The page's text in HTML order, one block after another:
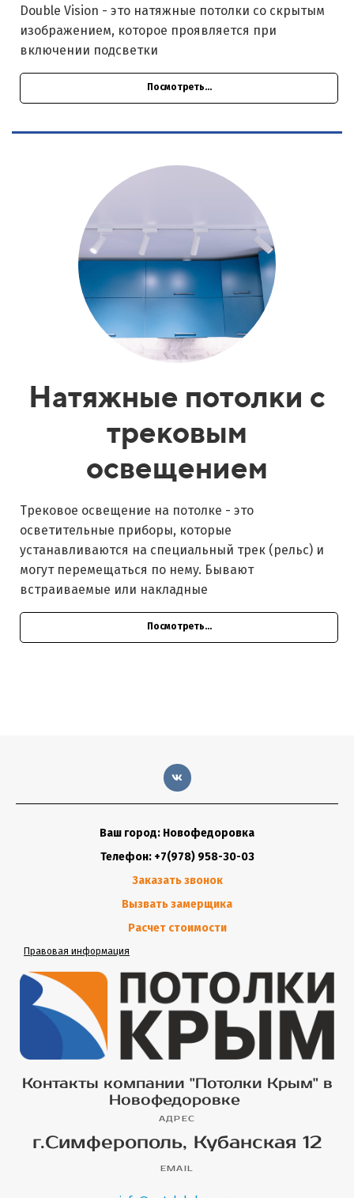
Double Vision - это натяжные потолки со скрытым
изображением, которое проявляется при
включении подсветки
Посмотреть...
Натяжные потолки с
трековым
освещением
Трековое освещение на потолке - это
осветительные приборы, которые
устанавливаются на специальный трек (рельс) и
могут перемещаться по нему. Бывают
встраиваемые или накладные
Посмотреть...
Ваш город: Новофедоровка
Телефон: +7(978) 958-30-03
Заказать звонок
Вызвать замерщика
Расчет стоимости
Правовая информация
Контакты компании "Потолки Крым" в
Новофедоровке
АДРЕС
г.Симферополь, Кубанская 12
EMAIL